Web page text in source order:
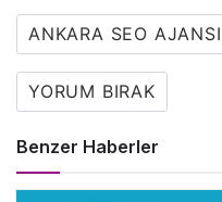
ANKARA SEO AJANSI
YORUM BIRAK
Benzer Haberler